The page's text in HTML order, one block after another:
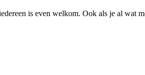
is even welkom. Ook als je al wat